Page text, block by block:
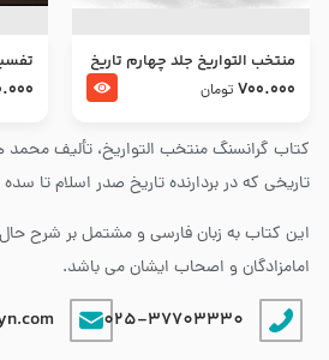
کتاب گرانسنگ منتخب التواريخ، تألیف محمد
تاریخی که در بردارنده تاریخ صدر اسلام تا
این کتاب به زبان فارسی و مشتمل بر شرح
امامزادگان و اصحاب ایشان می باشد.
025-37703330
منتخب التواریخ جلد چهارم تاریخ
امام زین العابدین و امام محمد
700.000 تومان